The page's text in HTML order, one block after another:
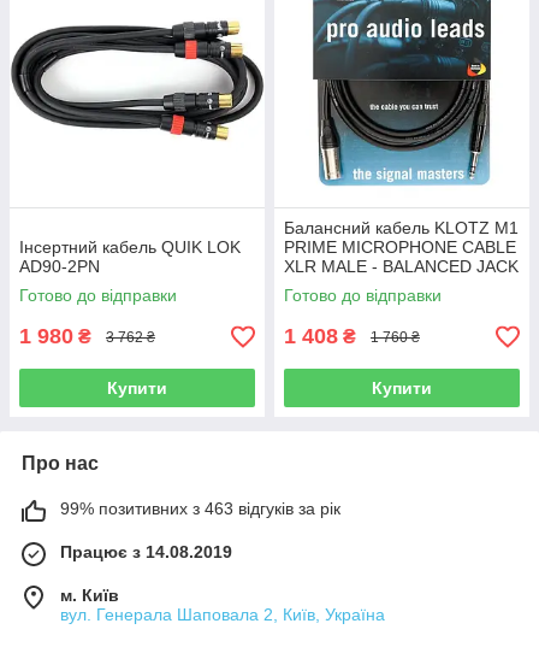
Інсертний кабель QUIK LOK
AD90-2PN
Готово до відправки
1 980 ₴ 3 762 ₴
Купити
Балансний кабель KLOTZ M1
PRIME MICROPHONE CABLE
XLR MALE - BALANCED JACK
5 M
Готово до відправки
1 408 ₴ 1 760 ₴
Купити
Про нас
99% позитивних з 463 відгуків за рік
Працює з 14.08.2019
м. Київ
вул. Генерала Шаповала 2, Київ, Україна